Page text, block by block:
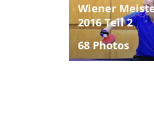
Wiener
2016 Teil 2
68 Photos